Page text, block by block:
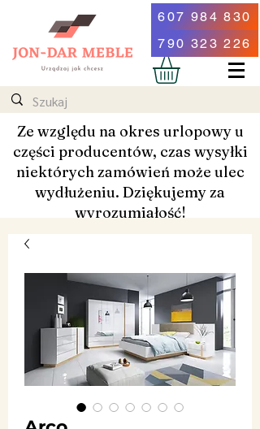
607 984 830
790 323 226
Ze względu na okres urlopowy u
części producentów, czas wysyłki
niektórych zamówień może ulec
wydłużeniu. Dziękujemy za
wyrozumiałość!